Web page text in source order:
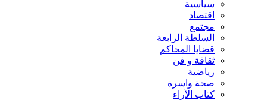
سياسية
اقتصاد
مجتمع
السلطة الرابعة
قضايا المحاكم
ثقافة و فن
رياضية
صحة واسرة
كتاب الآراء